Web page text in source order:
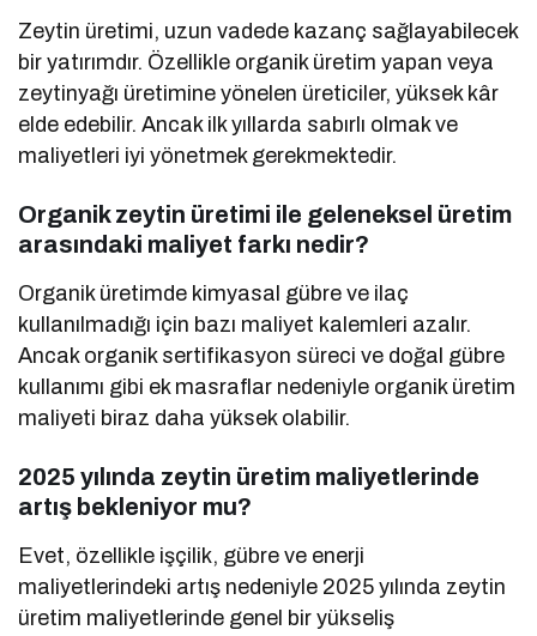
Zeytin üretimi, uzun vadede kazanç sağlayabilecek
bir yatırımdır. Özellikle organik üretim yapan veya
zeytinyağı üretimine yönelen üreticiler, yüksek kâr
elde edebilir. Ancak ilk yıllarda sabırlı olmak ve
maliyetleri iyi yönetmek gerekmektedir.
Organik zeytin üretimi ile geleneksel üretim
arasındaki maliyet farkı nedir?
Organik üretimde kimyasal gübre ve ilaç
kullanılmadığı için bazı maliyet kalemleri azalır.
Ancak organik sertifikasyon süreci ve doğal gübre
kullanımı gibi ek masraflar nedeniyle organik üretim
maliyeti biraz daha yüksek olabilir.
2025 yılında zeytin üretim maliyetlerinde
artış bekleniyor mu?
Evet, özellikle işçilik, gübre ve enerji
maliyetlerindeki artış nedeniyle 2025 yılında zeytin
üretim maliyetlerinde genel bir yükseliş